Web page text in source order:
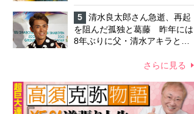
私生活をサポートしていた元俳
優が相続か
5
清水良太郎さん急逝、再起
を阻んだ孤独と葛藤 昨年には
8年ぶりに父・清水アキラと共
ていたが…周囲が懸念していた
さらに見る